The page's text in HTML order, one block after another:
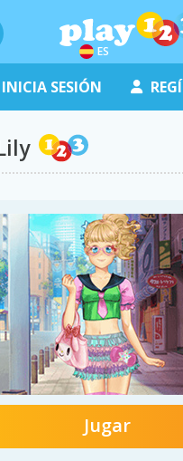
ES
INICIA SESIÓN
Jugar